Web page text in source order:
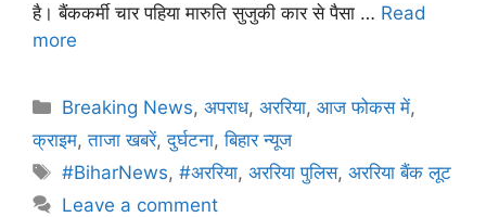
है। बैंककर्मी चार पहिया मारुति सुजुकी कार से पैसा … Read
more
Breaking News,अपराध,अररिया,आज फोकस में,
क्राइम,ताजा खबरें,दुर्घटना,बिहार न्यूज
#BiharNews,#अररिया,अररिया पुलिस,अररिया बैंक लूट
Leave a comment